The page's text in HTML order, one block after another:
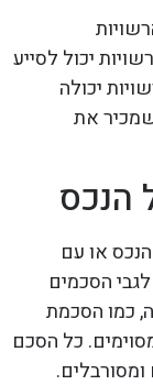
יכול לסייע
יכולה
את
הנכס
או עם
הסכמים
כמו הסכמת
כל הסכם